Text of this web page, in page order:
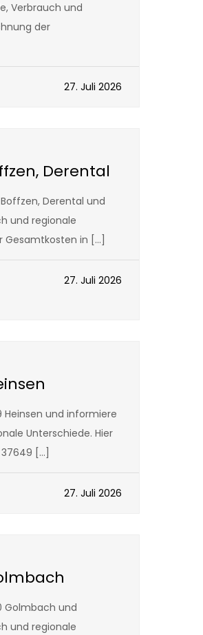
Verbrauch und
der
27. Juli 2026
Derental
Derental und
und regionale
Gesamtkosten in […]
27. Juli 2026
Heinsen und informiere
Unterschiede. Hier
[…]
27. Juli 2026
Golmbach und
und regionale